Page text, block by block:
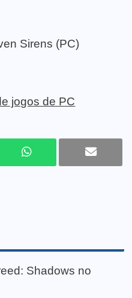
Sirens (PC)
jogos de PC
Shadows no